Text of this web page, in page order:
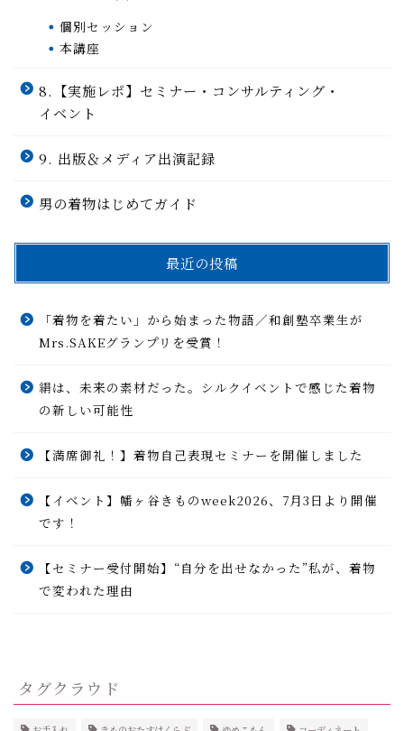
個別セッション
本講座
8.【実施レポ】セミナー・コンサルティング・
イベント
9. 出版＆メディア出演記録
男の着物はじめてガイド
最近の投稿
「着物を着たい」から始まった物語／和創塾卒業生が
Mrs.SAKEグランプリを受賞！
絹は、未来の素材だった。シルクイベントで感じた着物
の新しい可能性
【満席御礼！】着物自己表現セミナーを開催しました
【イベント】幡ヶ谷きものweek2026、7月3日より開催
です！
【セミナー受付開始】“自分を出せなかった”私が、着物
で変われた理由
タグクラウド